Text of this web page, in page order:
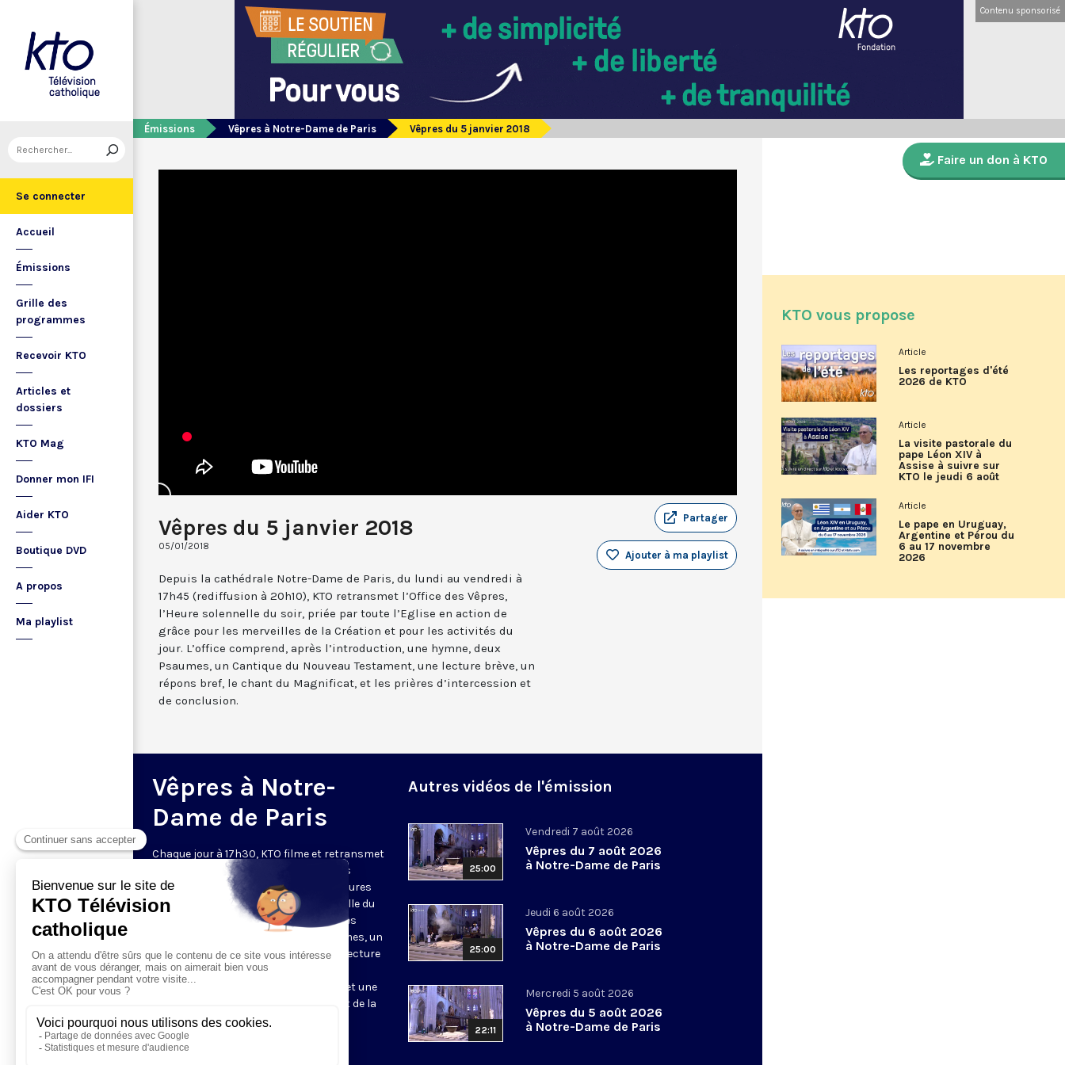
Se connecter
Accueil
Émissions
Grille des
programmes
Recevoir KTO
Articles et
dossiers
KTO Mag
Donner mon IFI
Aider KTO
Boutique DVD
A propos
Ma playlist
Contenu sponsorisé
Émissions Vêpres à Notre-Dame de Paris Vêpres du 5 janvier 2018
Vêpres du 5 janvier 2018
05/01/2018
Partager
Ajouter à ma playlist
Depuis la cathédrale Notre-Dame de Paris, du lundi au vendredi à
17h45 (rediffusion à 20h10), KTO retransmet l’Office des Vêpres,
l’Heure solennelle du soir, priée par toute l’Eglise en action de
grâce pour les merveilles de la Création et pour les activités du
jour. L’office comprend, après l’introduction, une hymne, deux
Psaumes, un Cantique du Nouveau Testament, une lecture brève, un
répons bref, le chant du Magnificat, et les prières d’intercession et
de conclusion.
Vêpres à Notre-
Dame de Paris
Chaque jour à 17h30, KTO filme et retransmet
les Vêpres depuis Notre-Dame de Paris
rouverte. Les Vêpres font partie des Heures
de l’Office divin, c’est la prière solennelle du
soir. L’office de Vêpres comprend, après
l’introduction, une hymne, deux Psaumes, un
Cantique du Nouveau Testament, une lecture
brève, le chant d’actions de grâces du
Magnificat, les prières d’intercession et une
brève oraison. Les textes des Vêpres et de la
messe sont presque toujours ceux
qu’indiquent le site
Autres vidéos de l'émission
25:00
Vendredi 7 août 2026
Vêpres du 7 août 2026
à Notre-Dame de Paris
25:00
Jeudi 6 août 2026
Vêpres du 6 août 2026
à Notre-Dame de Paris
22:11
Mercredi 5 août 2026
Vêpres du 5 août 2026
à Notre-Dame de Paris
Faire un don à KTO
KTO vous propose
Article
Les reportages d'été
2026 de KTO
Article
La visite pastorale du
pape Léon XIV à
Assise à suivre sur
KTO le jeudi 6 août
Article
Le pape en Uruguay,
Argentine et Pérou du
6 au 17 novembre
2026